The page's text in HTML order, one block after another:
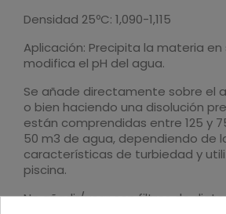
Densidad 25ºC: 1,090-1,115
Aplicación: Precipita la materia en
modifica el pH del agua.
Se añade directamente sobre el
o bien haciendo una disolución
están comprendidas entre 125 y
50 m3 de agua, dependiendo de
características de turbiedad y
piscina.
No añadir/usar con filtros de